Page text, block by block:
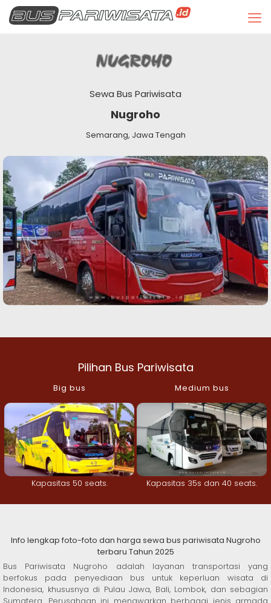
Sewa Bus Pariwisata
Nugroho
Semarang, Jawa Tengah
Pilihan Bus Pariwisata
Big bus
Kapasitas 50 seats.
Medium bus
Kapasitas 35s dan 40 seats.
Info lengkap foto-foto dan harga sewa bus pariwisata Nugroho
terbaru Tahun 2025
Bus Pariwisata Nugroho adalah layanan transportasi yang
berfokus pada penyediaan bus untuk keperluan wisata di
Indonesia, khususnya di Pulau Jawa, Bali, Lombok, dan sebagian